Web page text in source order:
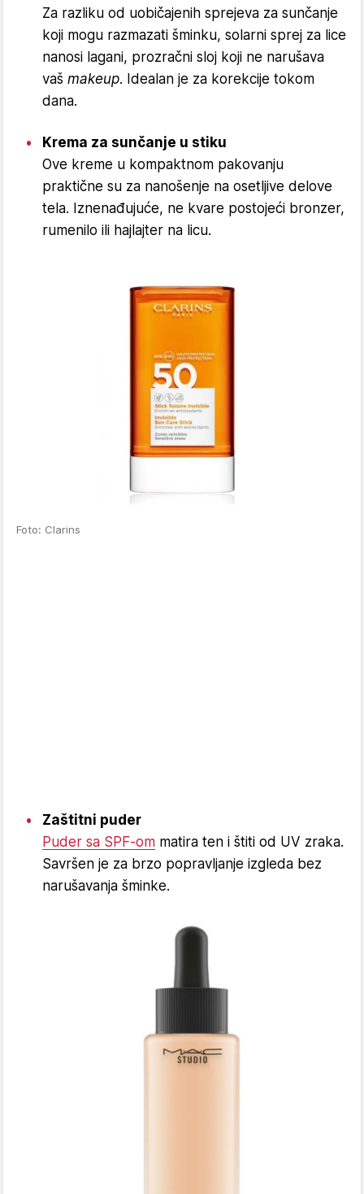
Za razliku od uobičajenih sprejeva za sunčanje
koji mogu razmazati šminku, solarni sprej za lice
nanosi lagani, prozračni sloj koji ne narušava
vaš makeup. Idealan je za korekcije tokom
dana.
Krema za sunčanje u stiku
Ove kreme u kompaktnom pakovanju
praktične su za nanošenje na osetljive delove
tela. Iznenađujuće, ne kvare postojeći bronzer,
rumenilo ili hajlajter na licu.
Foto: Clarins
Zaštitni puder
Puder sa SPF-om matira ten i štiti od UV zraka.
Savršen je za brzo popravljanje izgleda bez
narušavanja šminke.